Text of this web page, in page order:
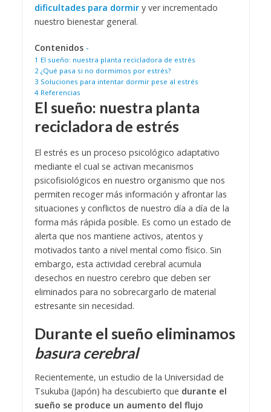
dificultades para dormiry ver incrementado
nuestro bienestar general.
Contenidos -
1 El sueño: nuestra planta recicladora de estrés
2 ¿Qué pasa si no dormimos por estrés?
3 Soluciones para intentar dormir pese al estrés
4 Referencias
El sueño: nuestra planta
recicladora de estrés
El estrés es un proceso psicológico adaptativo
mediante el cual se activan mecanismos
psicofisiológicos en nuestro organismo que nos
permiten recoger más información y afrontar las
situaciones y conflictos de nuestro día a día de la
forma más rápida posible. Es como un estado de
alerta que nos mantiene activos, atentos y
motivados tanto a nivel mental como físico. Sin
embargo, esta actividad cerebral acumula
desechos en nuestro cerebro que deben ser
eliminados para no sobrecargarlo de material
estresante sin necesidad.
Durante el sueño eliminamos
basura cerebral
Recientemente, un estudio de la Universidad de
Tsukuba (Japón) ha descubierto que durante el
sueño se produce un aumento del flujo